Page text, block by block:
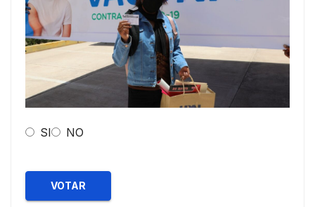
SI NO
VOTAR